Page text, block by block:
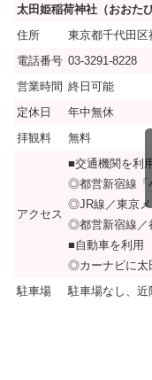
太田姫稲荷神社（おおた
住所
東京都千代田区
電話番号 03-3291-8228
営業時間 終日可能
定休日
年中無休
拝観料
無料
アクセス
■交通機関を利
◎都営新宿線「
◎JR線／東京メ
◎都営新宿線／
■自動車を利用
◎カーナビに太
駐車場
駐車場なし、近